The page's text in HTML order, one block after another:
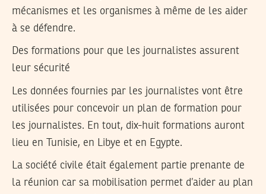
mécanismes et les organismes à même de les aider
à se défendre.
Des formations pour que les journalistes assurent
leur sécurité
Les données fournies par les journalistes vont être
utilisées pour concevoir un plan de formation pour
les journalistes. En tout, dix-huit formations auront
lieu en Tunisie, en Libye et en Egypte.
La société civile était également partie prenante de
la réunion car sa mobilisation permet d’aider au plan